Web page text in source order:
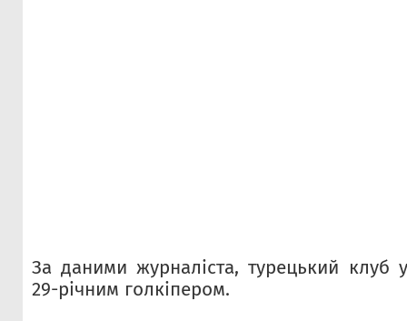
За даними журналіста, турецький клуб
29-річним голкіпером.